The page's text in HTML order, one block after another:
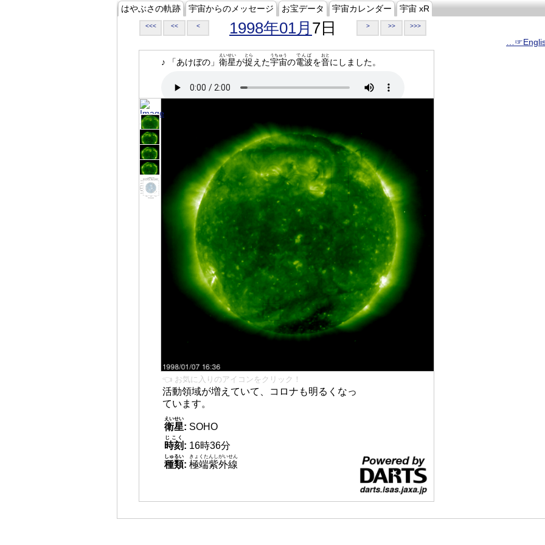
はやぶさの軌跡 宇宙からのメッセージ お宝データ 宇宙カレンダー 宇宙 xR
<<< << < 1998年01月 7日 > >> >>>
♪ 「あけぼの」 衛星
えいせい
が捉
とら
えた宇宙
うちゅう
の電波
でんぱ
を音
おと
にしました。
👈 お気に入りのアイコンをクリック！
活動領域が増えていて、コロナも明るくなっ
ています。
衛星
えいせい
: SOHO
時刻
じこく
: 16時36分
種類
しゅるい
: 極端紫外線
きょくたんしがいせん